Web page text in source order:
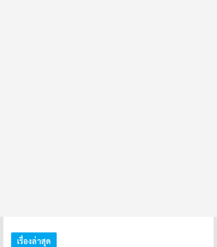
เรื่องล่าสุด